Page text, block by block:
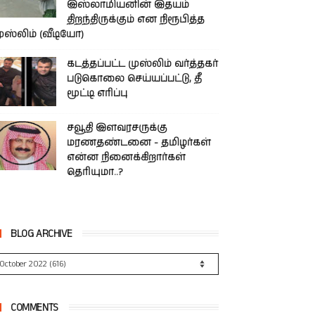
இஸ்லாமியனின் இதயம்
திறந்திருக்கும் என நிரூபித்த
(வீடியோ)
கடத்தப்பட்ட முஸ்லிம் வர்த்தகர்
படுகொலை செய்யப்பட்டு, தீ
மூட்டி எரிப்பு
சவூதி இளவரசருக்கு
மரணதண்டனை - தமிழர்கள்
என்ன நினைக்கிறார்கள்
தெரியுமா..?
BLOG ARCHIVE
COMMENTS